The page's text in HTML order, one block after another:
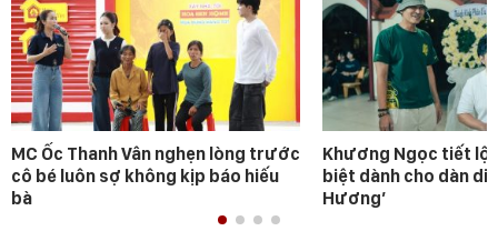
MC Ốc Thanh Vân nghẹn lòng trước
cô bé luôn sợ không kịp báo hiếu
bà
Khương Ngọc tiết lộ
biệt dành cho dàn
Hương’